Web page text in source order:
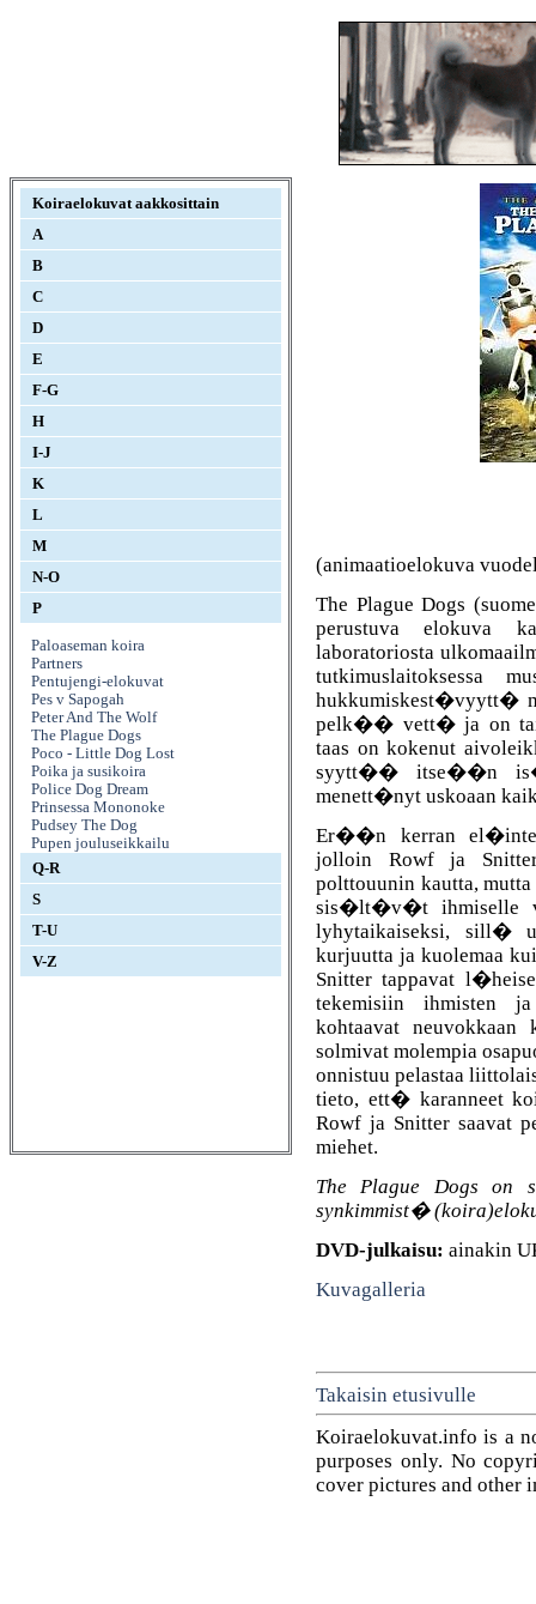
Koiraelokuvat aakkosittain
A
B
C
D
E
F-G
H
I-J
K
L
M
N-O
P
Paloaseman koira
Partners
Pentujengi-elokuvat
Pes v Sapogah
Peter And The Wolf
The Plague Dogs
Poco - Little Dog Lost
Poika ja susikoira
Police Dog Dream
Prinsessa Mononoke
Pudsey The Dog
Pupen jouluseikkailu
Q-R
S
T-U
V-Z
(animaatioelokuva
The Plague Dogs
perustuva elokuva
laboratoriosta
tutkimuslaitoksessa
hukkumiskest�vyytt�
pelk�� vett� ja on
taas on kokenut
syytt�� itse��n
menett�nyt uskoaan
Er��n kerran
jolloin Rowf ja
polttouunin kautta,
sis�lt�v�t ihmiselle
lyhytaikaiseksi, sill�
kurjuutta ja kuolemaa
Snitter tappavat
tekemisiin ihmisten ja
kohtaavat
solmivat molempia
onnistuu pelastaa
tieto, ett� karanneet
Rowf ja Snitter
miehet.
The Plague Dogs
synkimmist�
DVD-julkaisu: ainakin
Kuvagalleria
Takaisin etusivulle
Koiraelokuvat.info is a
purposes only. No
cover pictures and other